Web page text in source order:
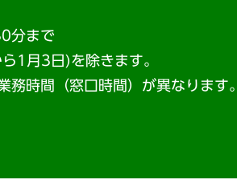
分まで
1月3日)を除きます。
時間（窓口時間）が異なります。